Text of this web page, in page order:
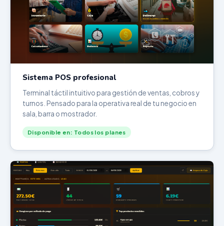
Sistema POS profesional
Terminal táctil intuitivo para gestión de ventas, cobros y
turnos. Pensado para la operativa real de tu negocio en
sala, barra o mostrador.
Disponible en: Todos los planes